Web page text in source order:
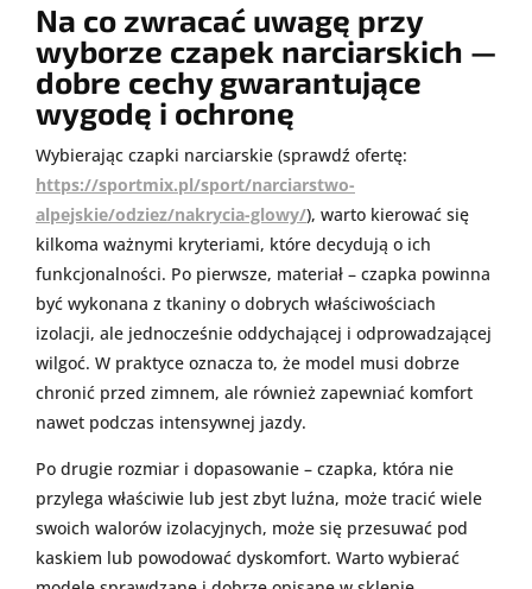
Na co zwracać uwagę przy
wyborze czapek narciarskich —
dobre cechy gwarantujące
wygodę i ochronę
Wybierając czapki narciarskie (sprawdź ofertę:
https://sportmix.pl/sport/narciarstwo-
alpejskie/odziez/nakrycia-glowy/), warto kierować się
kilkoma ważnymi kryteriami, które decydują o ich
funkcjonalności. Po pierwsze, materiał – czapka powinna
być wykonana z tkaniny o dobrych właściwościach
izolacji, ale jednocześnie oddychającej i odprowadzającej
wilgoć. W praktyce oznacza to, że model musi dobrze
chronić przed zimnem, ale również zapewniać komfort
nawet podczas intensywnej jazdy.
Po drugie rozmiar i dopasowanie – czapka, która nie
przylega właściwie lub jest zbyt luźna, może tracić wiele
swoich walorów izolacyjnych, może się przesuwać pod
kaskiem lub powodować dyskomfort. Warto wybierać